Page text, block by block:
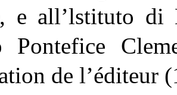
e all’lstituto di
Pontefice
de l’éditeur